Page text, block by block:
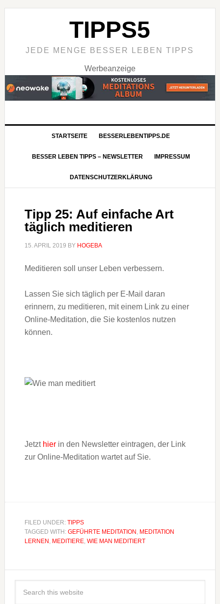
TIPPS5
JEDE MENGE BESSER LEBEN TIPPS
Werbeanzeige
STARTSEITE BESSERLEBENTIPPS.DE
BESSER LEBEN TIPPS – NEWSLETTER IMPRESSUM
DATENSCHUTZERKLÄRUNG
Tipp 25: Auf einfache Art
täglich meditieren
15. APRIL 2019 BY HOGEBA
Meditieren soll unser Leben verbessern.
Lassen Sie sich täglich per E-Mail daran
erinnern, zu meditieren, mit einem Link zu einer
Online-Meditation, die Sie kostenlos nutzen
können.
Jetzt hierin den Newsletter eintragen, der Link
zur Online-Meditation wartet auf Sie.
FILED UNDER: TIPPS
TAGGED WITH: GEFÜHRTE MEDITATION , MEDITATION
LERNEN , MEDITIERE, WIE MAN MEDITIERT